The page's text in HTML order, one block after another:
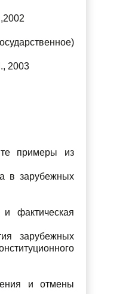
2003
примеры из
в зарубежных
фактическая
зарубежных
и отмены